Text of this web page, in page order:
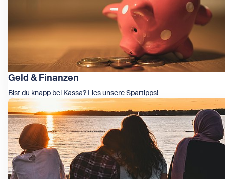
Geld & Finanzen
Bist du knapp bei Kassa? Lies unsere Spartipps!
Zeige Geld & Finanzen